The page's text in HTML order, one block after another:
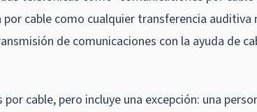
cable como cualquier transferencia auditiva
de comunicaciones con la ayuda de
cable, pero incluye una excepción: una